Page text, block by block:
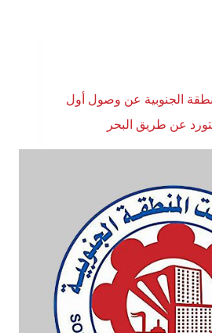
الجنوبية عن وصول أول
عن طريق البحر